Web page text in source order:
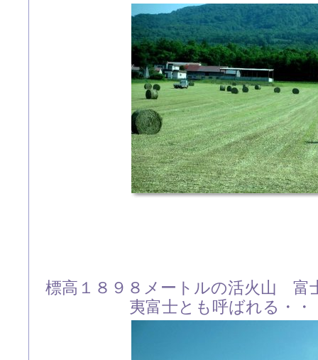
標高１８９８メートルの活火山 富
夷富士とも呼ばれる・・